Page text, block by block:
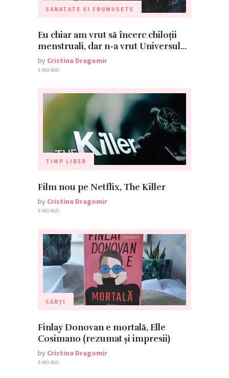
SANATATE SI FRUMUSETE
Eu chiar am vrut să încerc chiloții
menstruali, dar n-a vrut Universul…
by Cristina Dragomir
3 ANI AGO
TIMP LIBER
Film nou pe Netflix, The Killer
by Cristina Dragomir
3 ANI AGO
CĂRȚI
Finlay Donovan e mortală, Elle
Cosimano (rezumat și impresii)
by Cristina Dragomir
3 ANI AGO